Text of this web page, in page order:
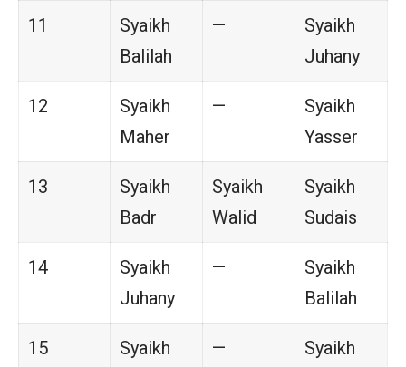
11
Syaikh
Balilah
—
Syaikh
Juhany
12
Syaikh
Maher
—
Syaikh
Yasser
13
Syaikh
Badr
Syaikh
Walid
Syaikh
Sudais
14
Syaikh
Juhany
—
Syaikh
Balilah
15
Syaikh
—
Syaikh